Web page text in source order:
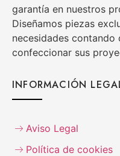
garantía en nuestros
Diseñamos piezas
necesidades contando
confeccionar sus
INFORMACIÓN
Aviso Legal
Política de cookies